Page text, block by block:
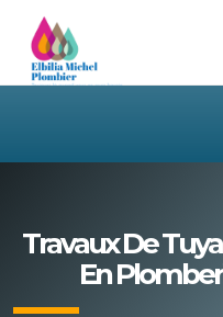
Skip to main content
Travaux De
En